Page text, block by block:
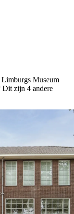
Museum
Dit zijn 4 andere